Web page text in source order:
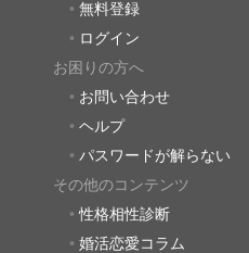
無料登録
ログイン
お困りの方へ
お問い合わせ
ヘルプ
パスワードが解らない
その他のコンテンツ
性格相性診断
婚活恋愛コラム